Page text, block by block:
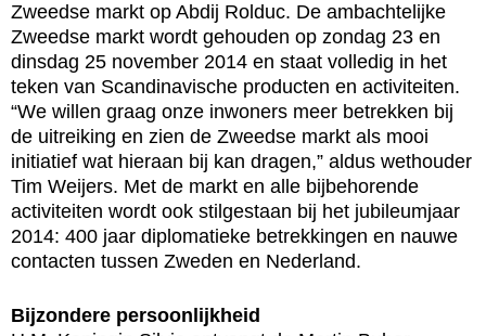
Zweedse markt op Abdij Rolduc. De ambachtelijke
Zweedse markt wordt gehouden op zondag 23 en
dinsdag 25 november 2014 en staat volledig in het
teken van Scandinavische producten en activiteiten.
“We willen graag onze inwoners meer betrekken bij
de uitreiking en zien de Zweedse markt als mooi
initiatief wat hieraan bij kan dragen,” aldus wethouder
Tim Weijers. Met de markt en alle bijbehorende
activiteiten wordt ook stilgestaan bij het jubileumjaar
2014: 400 jaar diplomatieke betrekkingen en nauwe
contacten tussen Zweden en Nederland.
Bijzondere persoonlijkheid